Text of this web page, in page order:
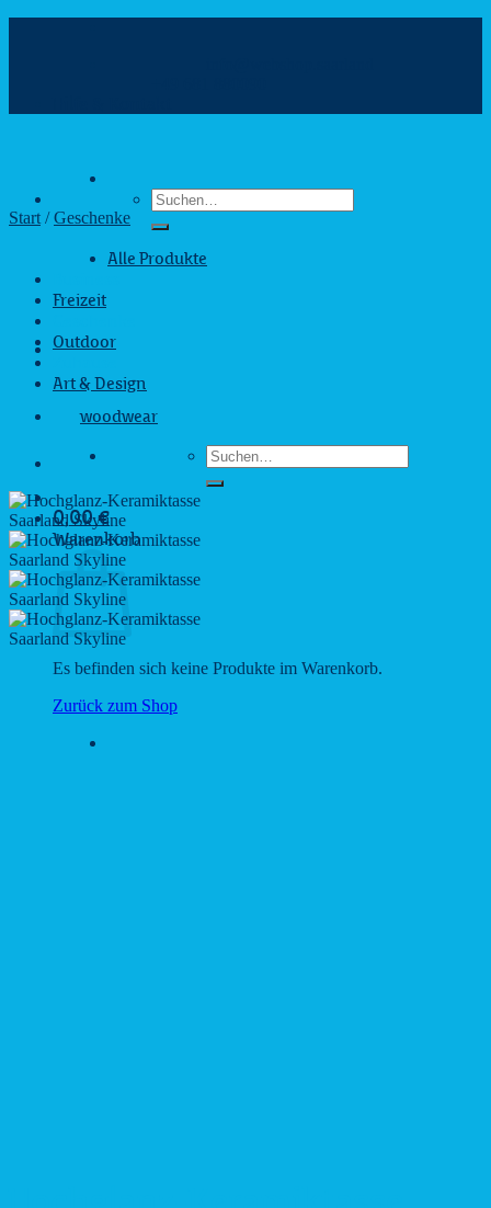
Suchen
nach:
Alle Produkte
Freizeit
Outdoor
Art & Design
woodwear
Suchen
nach:
0,00€
Warenkorb
Es befinden sich keine Produkte im Warenkorb.
Zurück zum Shop
Start / Geschenke